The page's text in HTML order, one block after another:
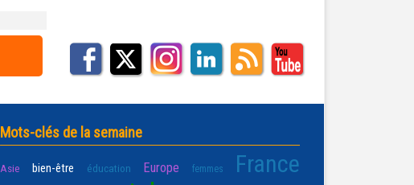
Mots-clés de la semaine
Asie bien-être éducation Europe femmes France